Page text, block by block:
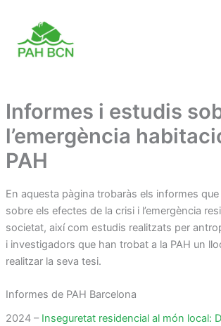
contingut
Informes i estudis
l’emergència
PAH
En aquesta pàgina trobaràs els informes
sobre els efectes de la crisi i l’emergència
societat, així com estudis realitzats per
i investigadors que han trobat a la PAH un
realitzar la seva tesi.
Informes de PAH Barcelona
2024 – Inseguretat residencial al món local: